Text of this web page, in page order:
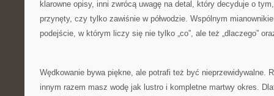
klarowne opisy, inni zwrócą uwagę na detal, który decyduje o
przynęty, czy tylko zawiśnie w półwodzie. Wspólnym
podejście, w którym liczy się nie tylko „co”, ale też „dlaczego”
Wędkowanie bywa piękne, ale potrafi też być nieprzewidywalne.
innym razem masz wodę jak lustro i kompletne martwy okres.